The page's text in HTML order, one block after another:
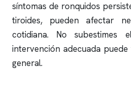
síntomas de ronquidos
tiroides, pueden afectar
cotidiana. No subestimes
intervención adecuada
general.